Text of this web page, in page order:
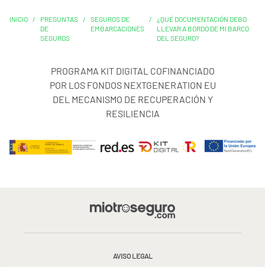
INICIO /
PREGUNTAS
DE
SEGUROS
/
SEGUROS DE
EMBARCACIONES
/
¿QUÉ DOCUMENTACIÓN DEBO
LLEVAR A BORDO DE MI BARCO
DEL SEGURO?
PROGRAMA KIT DIGITAL COFINANCIADO
POR LOS FONDOS NEXTGENERATION EU
DEL MECANISMO DE RECUPERACIÓN Y
RESILIENCIA
AVISO LEGAL